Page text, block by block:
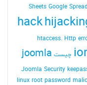
Sheets Google
hack
htaccess. Http
joomla
Joomla Security
linux root password